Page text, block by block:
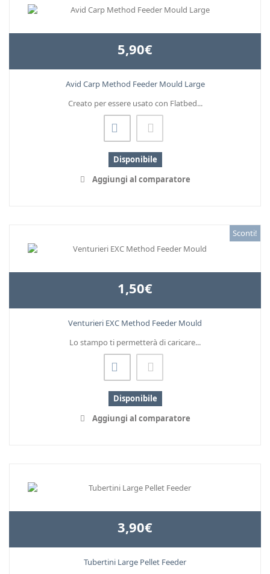
5,90€
Avid Carp Method Feeder Mould Large
Creato per essere usato con Flatbed...
Disponibile
Aggiungi al comparatore
Sconti!
1,50€
Venturieri EXC Method Feeder Mould
Lo stampo ti permetterà di caricare...
Disponibile
Aggiungi al comparatore
3,90€
Tubertini Large Pellet Feeder